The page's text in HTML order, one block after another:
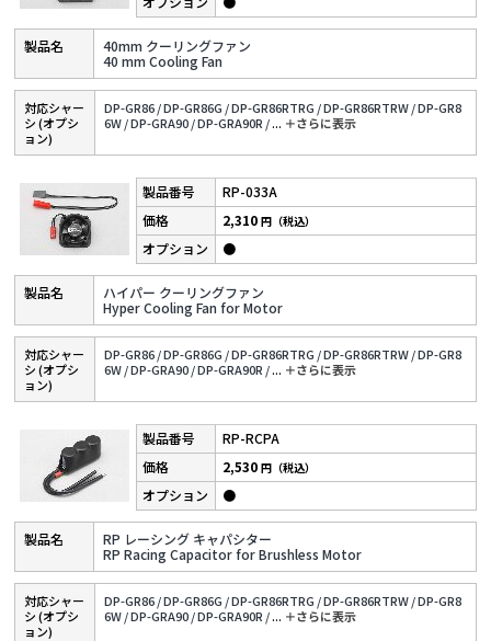
40mm クーリングファン
40 mm Cooling Fan
対応シャー
シ (オプシ
ョン)
DP-GR86 /DP-GR86G /DP-GR86RTRG /DP-GR86RTRW /DP-GR8
6W /DP-GRA90 /DP-GRA90R /... ＋さらに表⽰
RP-033A
ハイパー クーリングファン
Hyper Cooling Fan for Motor
2,310円（税込）
●
対応シャー
シ (オプシ
ョン)
DP-GR86 /DP-GR86G /DP-GR86RTRG /DP-GR86RTRW /DP-GR8
6W /DP-GRA90 /DP-GRA90R /... ＋さらに表⽰
RP-RCPA
RP レーシング キャパシター
RP Racing Capacitor for Brushless Motor
2,530円（税込）
●
対応シャー
シ (オプシ
ョン)
DP-GR86 /DP-GR86G /DP-GR86RTRG /DP-GR86RTRW /DP-GR8
6W /DP-GRA90 /DP-GRA90R /... ＋さらに表⽰